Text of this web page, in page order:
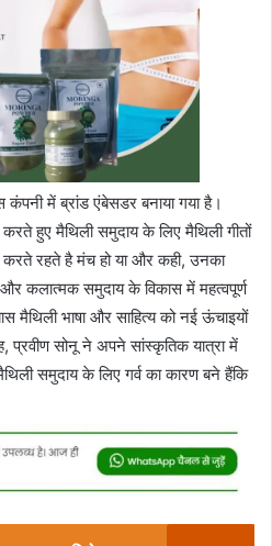
कंपनी में ब्रांड एंबेसडर बनाया गया है।
हुए मैथिली समुदाय के लिए मैथिली गीतों
करते रहते है मंच हो या और कही, उनका
और कलात्मक समुदाय के विकास में महत्वपूर्ण
मैथिली भाषा और साहित्य को नई ऊंचाइयों
सोनू ने अपने सांस्कृतिक यात्रा में
समुदाय के लिए गर्व का कारण बने हैंकि